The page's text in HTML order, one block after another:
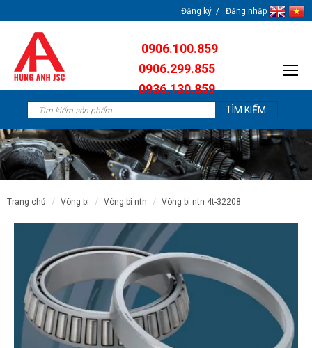
Đăng ký Đăng nhập
0906.100.859
0906.299.855
0936.130.859
trang chủ vòng bi vòng bi ntn vòng bi ntn 4t-32208